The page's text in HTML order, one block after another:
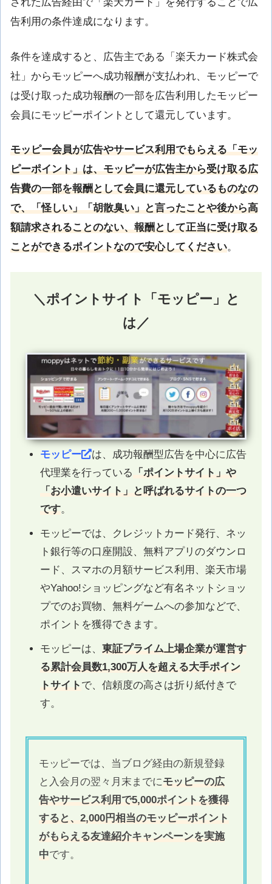
された広告経由で「楽天カード」を発行することで広
告利用の条件達成になります。
条件を達成すると、広告主である「楽天カード株式会
社」からモッピーへ成功報酬が支払われ、モッピーで
は受け取った成功報酬の一部を広告利用したモッピー
会員にモッピーポイントとして還元しています。
モッピー会員が広告やサービス利用でもらえる「モッ
ピーポイント」は、モッピーが広告主から受け取る広
告費の一部を報酬として会員に還元しているものなの
で、「怪しい」「胡散臭い」と言ったことや後から高
額請求されることのない、報酬として正当に受け取る
ことができるポイントなので安心してください。
＼ポイントサイト「モッピー」と
は／
モッピー
は、成功報酬型広告を中心に広告
代理業を行っている 「ポイントサイト」や
「お小遣いサイト」と呼ばれるサイトの一つ
です。
モッピーでは、クレジットカード発行、ネッ
ト銀行等の口座開設、無料アプリのダウンロ
ード、スマホの月額サービス利用、楽天市場
やYahoo!ショッピングなど有名ネットショッ
プでのお買物、無料ゲームへの参加などで、
ポイントを獲得できます。
モッピーは、 東証プライム上場企業が運営す
る累計会員数1,300万人を超える大手ポイン
トサイト で、信頼度の高さは折り紙付きで
す。
モッピーでは、当ブログ経由の新規登録
と入会月の翌々月末までにモッピーの広
告やサービス利用で5,000ポイントを獲得
すると、2,000円相当のモッピーポイント
がもらえる友達紹介キャンペーンを実施
中です。